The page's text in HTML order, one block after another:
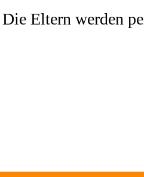
Die Eltern werden